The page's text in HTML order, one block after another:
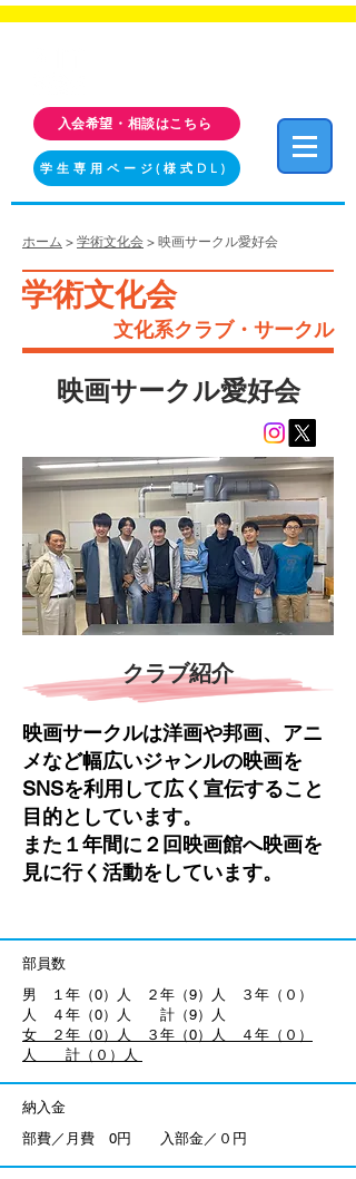
入会希望・相談はこちら
学生専用ページ(様式DL)
ホーム > 学術文化会 > 映画サークル愛好会
学術文化会
文化系クラブ・サークル
映画サークル愛好会
クラブ紹介
​映画サークルは洋画や邦画、アニ
メなど幅広いジャンルの映画を
SNSを利用して広く宣伝すること
目的としています。
また１年間に２回映画館へ映画を
見に行く活動をしています。
部員数
男 １年（0）人 ２年（9）人 ３年（０）
人 ４年（0）人 計（9）人
女 ２年（0）人 ３年（0）人 ４年（０）
人 計（０）人
納入金
部費／月費 0円 入部金／０円